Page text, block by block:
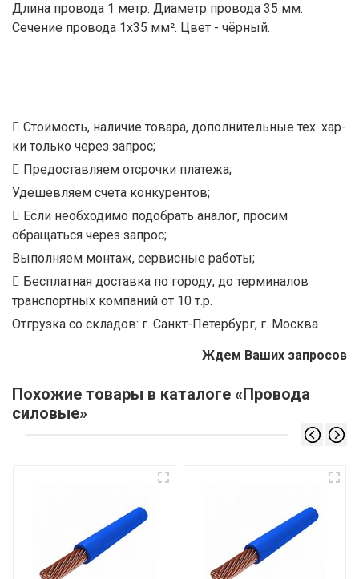
Длина провода 1 метр. Диаметр провода 35 мм.
Сечение провода 1x35 мм². Цвет - чёрный.
Стоимость, наличие товара, дополнительные тех. хар-
ки только через запрос;
Предоставляем отсрочки платежа;
Удешевляем счета конкурентов;
Если необходимо подобрать аналог, просим
обращаться через запрос;
Выполняем монтаж, сервисные работы;
Бесплатная доставка по городу, до терминалов
транспортных компаний от 10 т.р.
Отгрузка со складов: г. Санкт-Петербург, г. Москва
Ждем Ваших запросов
Похожие товары в каталоге «Провода
силовые»